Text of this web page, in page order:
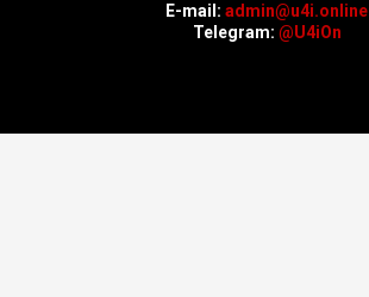
E-mail: admin@u4i.online
Telegram: @U4iOn